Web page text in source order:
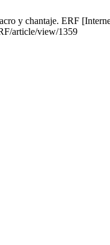
y chantaje. ERF
article/view/1359